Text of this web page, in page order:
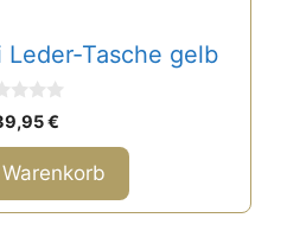
Leder-Tasche gelb
€